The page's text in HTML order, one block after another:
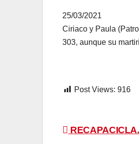
25/03/2021
Ciriaco y Paula
303, aunque su
Post Views: 916